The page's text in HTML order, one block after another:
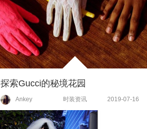
探索Gucci的秘境花园
Ankey 时装资讯 2019-07-16